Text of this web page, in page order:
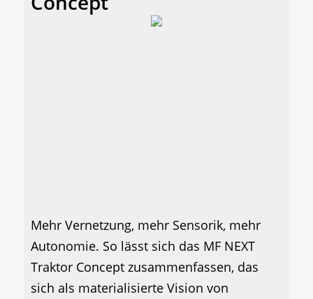
Mehr Vernetzung, mehr Sensorik, mehr
Autonomie. So lässt sich das MF NEXT
Traktor Concept zusammenfassen, das
sich als materialisierte Vision von